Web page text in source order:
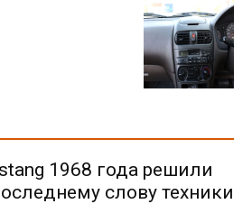
1968 года решили
слову техники